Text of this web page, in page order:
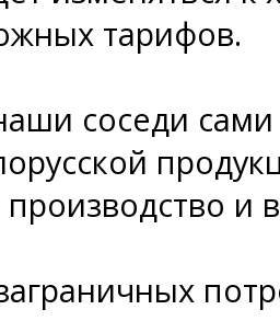
тарифов.
соседи
производство